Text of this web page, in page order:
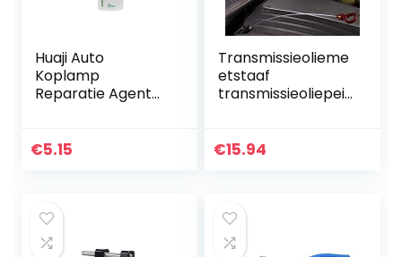
Huaji Auto
Koplamp
Reparatie Agent
Coating Refurbish
€5.15
Transmissieolieme
etstaaf
transmissieoliepeil
compatibel voor
€15.94